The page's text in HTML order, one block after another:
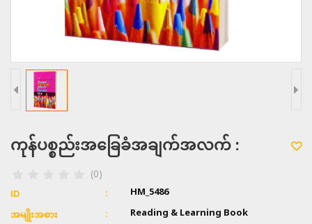
ကုန်ပစ္စည်းအခြေခံအချက်အလက် :
(0)
ID HM_5486
အမျိုးအစား Reading & Learning Book